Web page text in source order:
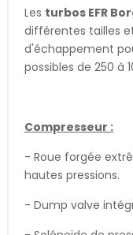
Les turbos EFR
différentes tailles
d'échappement
possibles de 250 à
Compresseur :
- Roue forgée
hautes pressions.
- Dump valve